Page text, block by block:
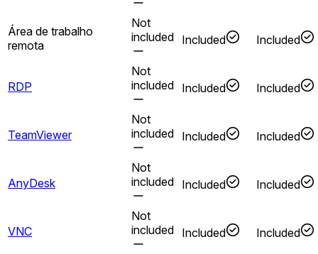
Área de trabalho
remota
Not
included Included Included
RDP
Not
included Included Included
TeamViewer
Not
included Included Included
AnyDesk
Not
included Included Included
VNC
Not
included Included Included